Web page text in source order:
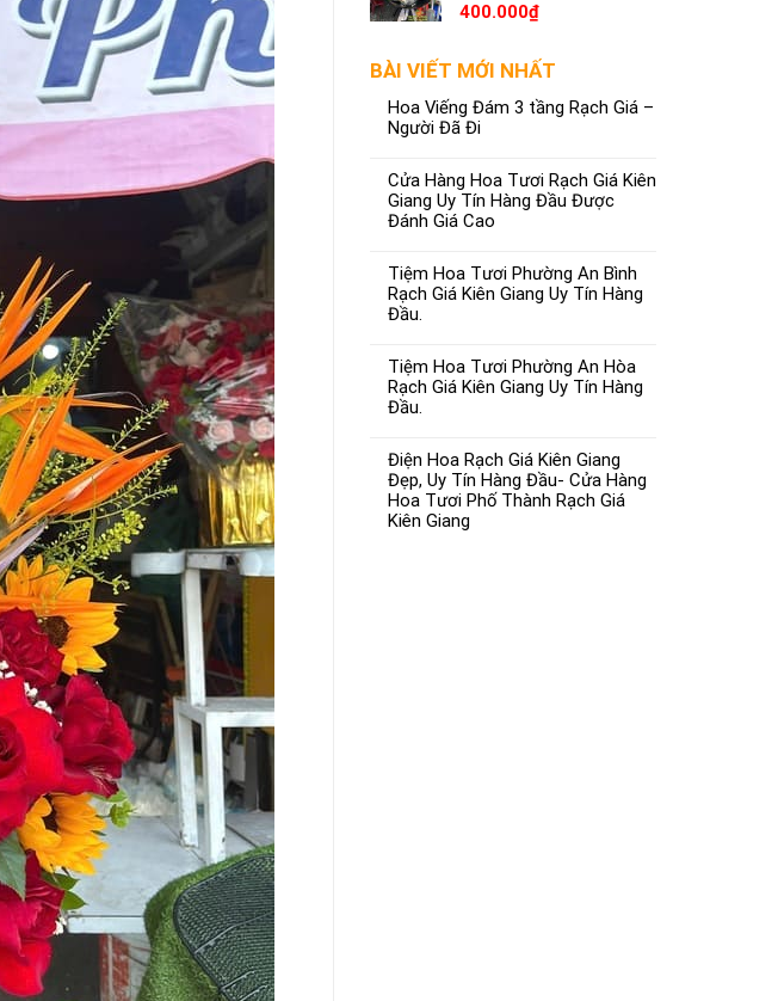
400.000₫
BÀI VIẾT MỚI NHẤT
Hoa Viếng Đám 3 tầng Rạch Giá –
Người Đã Đi
Cửa Hàng Hoa Tươi Rạch Giá Kiên
Giang Uy Tín Hàng Đầu Được
Đánh Giá Cao
Tiệm Hoa Tươi Phường An Bình
Rạch Giá Kiên Giang Uy Tín Hàng
Đầu.
Tiệm Hoa Tươi Phường An Hòa
Rạch Giá Kiên Giang Uy Tín Hàng
Đầu.
Điện Hoa Rạch Giá Kiên Giang
Đẹp, Uy Tín Hàng Đầu- Cửa Hàng
Hoa Tươi Phố Thành Rạch Giá
Kiên Giang